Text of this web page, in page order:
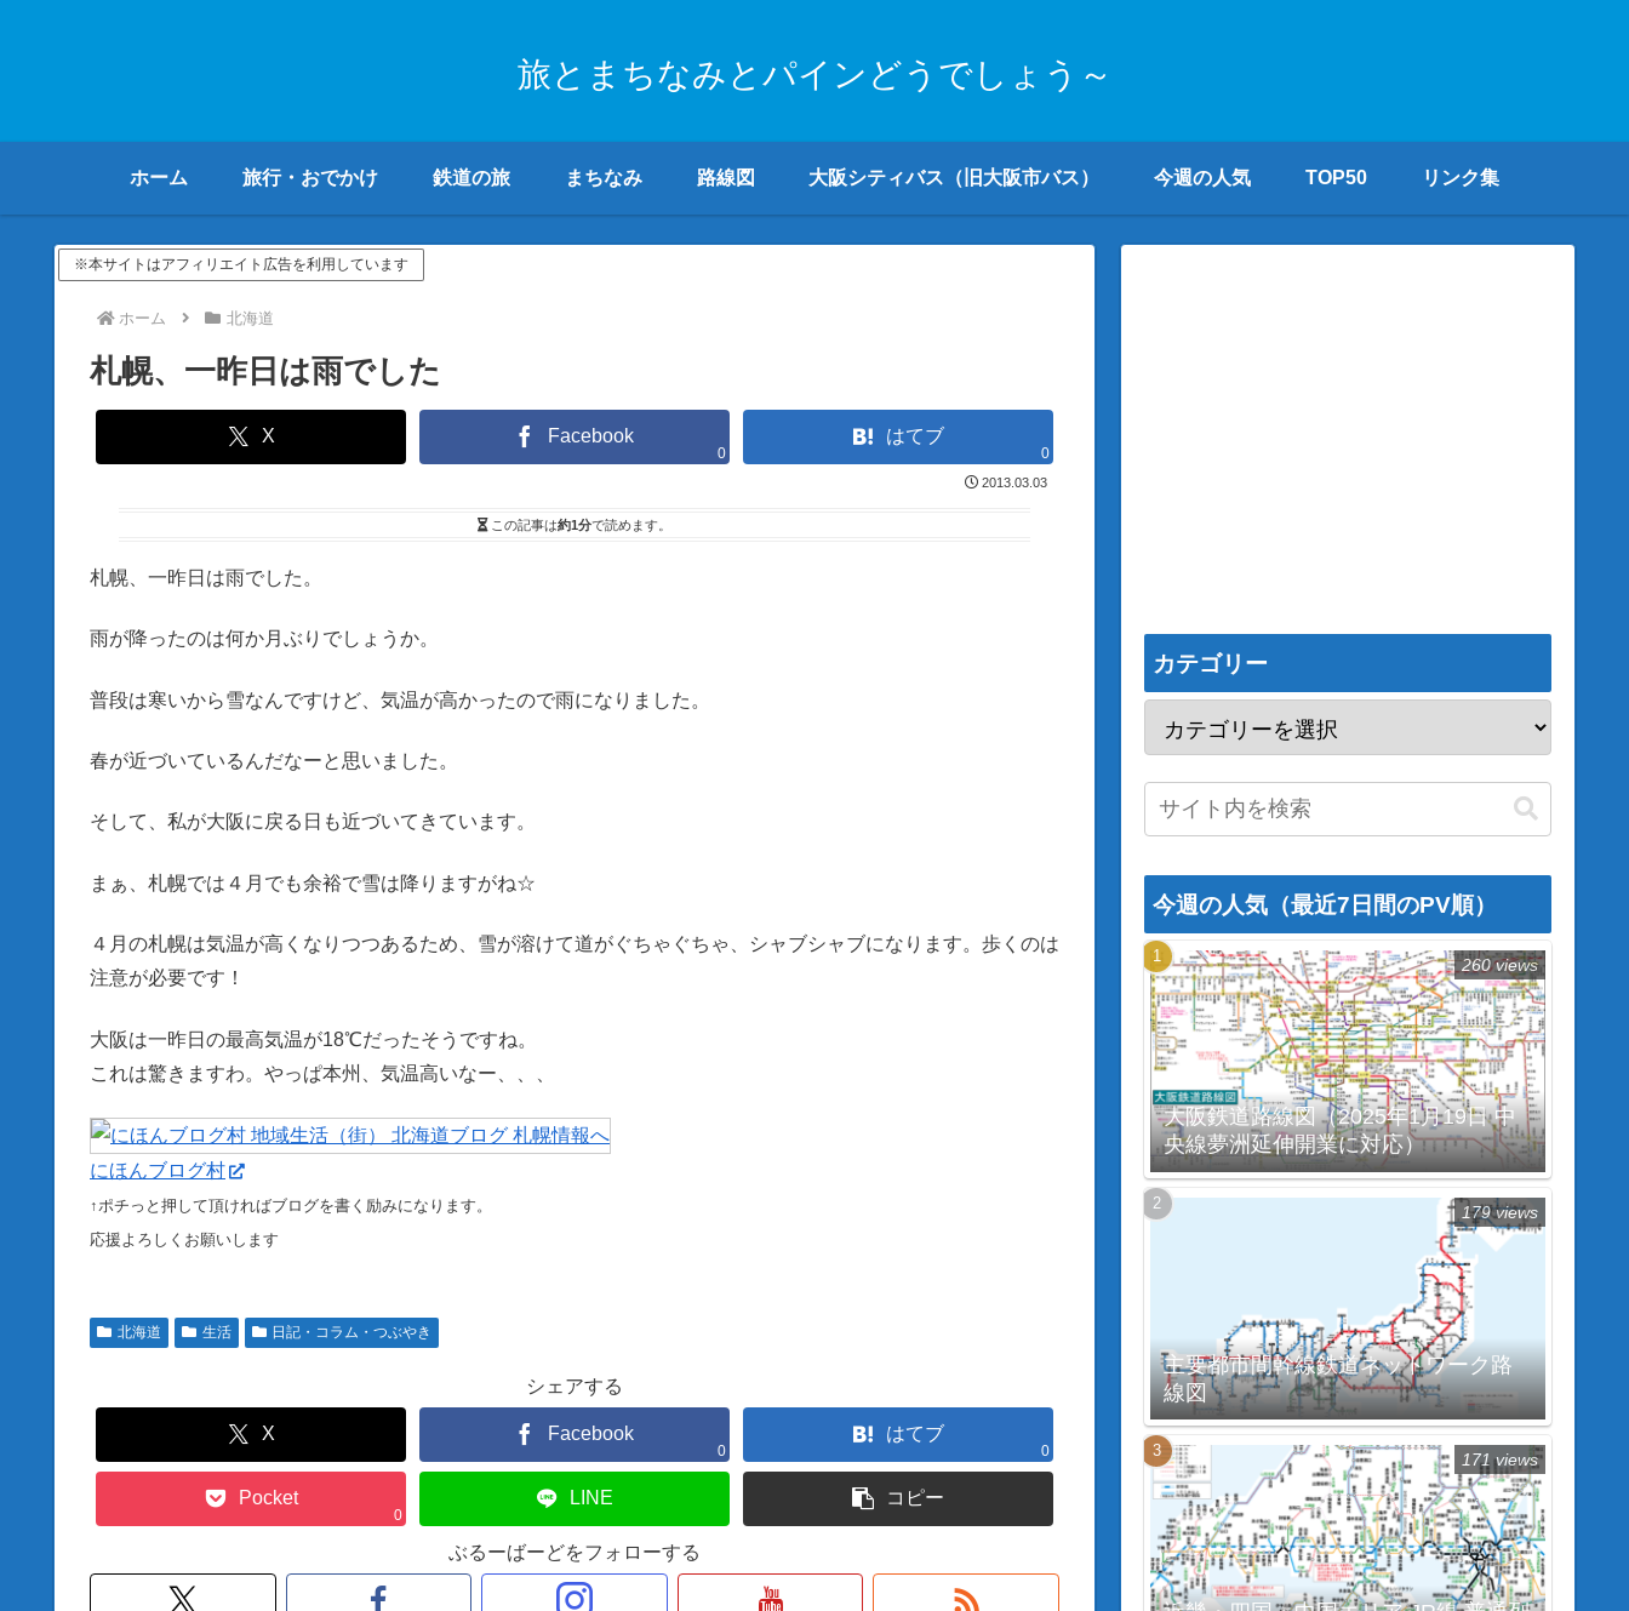
旅とまちなみとパインどうでしょう～
ホーム 旅行・おでかけ 鉄道の旅 まちなみ 路線図 大阪シティバス（旧大阪市バス） 今週の人気 TOP50 リンク集
※本サイトはアフィリエイト広告を利用しています
ホーム 北海道
札幌、一昨日は雨でした
X Facebook
0
はてブ
0
2013.03.03
この記事は約1分で読めます。
札幌、一昨日は雨でした。
雨が降ったのは何か月ぶりでしょうか。
普段は寒いから雪なんですけど、気温が高かったので雨になりました。
春が近づいているんだなーと思いました。
そして、私が大阪に戻る日も近づいてきています。
まぁ、札幌では４月でも余裕で雪は降りますがね☆
４月の札幌は気温が高くなりつつあるため、雪が溶けて道がぐちゃぐちゃ、シャブシャブになります。歩くのは
注意が必要です！
大阪は一昨日の最高気温が18℃だったそうですね。
これは驚きますわ。やっぱ本州、気温高いなー、、、
にほんブログ村
↑ポチっと押して頂ければブログを書く励みになります。
応援よろしくお願いします
北海道 生活 日記・コラム・つぶやき
シェアする
X Facebook
0
はてブ
0
Pocket
0
LINE コピー
ぶるーばーどをフォローする
カテゴリー
今週の人気（最近7日間のPV順）
大阪鉄道路線図（2025年1月19日 中
央線夢洲延伸開業に対応）
260 views
主要都市間幹線鉄道ネットワーク路
線図
179 views
171 views